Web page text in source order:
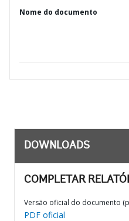
Nome do documento
DOWNLOADS
COMPLETAR
Versão oficial do documento
PDF oficial